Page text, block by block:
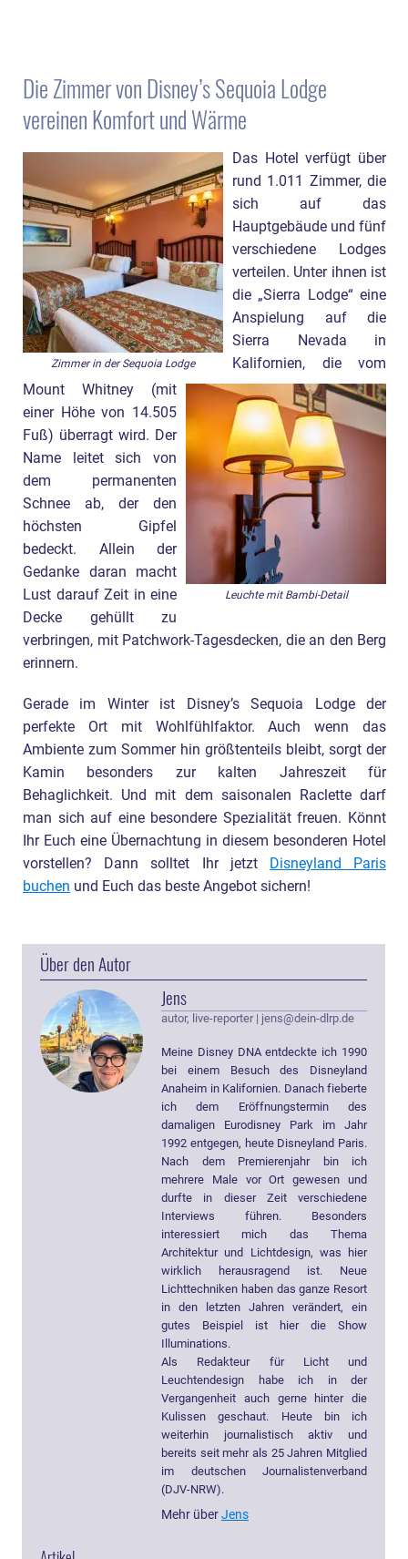
Die Zimmer von Disney’s Sequoia Lodge
vereinen Komfort und Wärme
Zimmer in der Sequoia Lodge
Leuchte mit Bambi-Detail
Das Hotel verfügt über
rund 1.011 Zimmer, die
sich auf das
Hauptgebäude und fünf
verschiedene Lodges
verteilen. Unter ihnen ist
die „Sierra Lodge“ eine
Anspielung auf die
Sierra Nevada in
Kalifornien, die vom
Mount Whitney (mit
einer Höhe von 14.505
Fuß) überragt wird. Der
Name leitet sich von
dem permanenten
Schnee ab, der den
höchsten Gipfel
bedeckt. Allein der
Gedanke daran macht
Lust darauf Zeit in eine
Decke gehüllt zu
verbringen, mit Patchwork-Tagesdecken, die an den Berg
erinnern.
Gerade im Winter ist Disney’s Sequoia Lodge der
perfekte Ort mit Wohlfühlfaktor. Auch wenn das
Ambiente zum Sommer hin größtenteils bleibt, sorgt der
Kamin besonders zur kalten Jahreszeit für
Behaglichkeit. Und mit dem saisonalen Raclette darf
man sich auf eine besondere Spezialität freuen. Könnt
Ihr Euch eine Übernachtung in diesem besonderen Hotel
vorstellen? Dann solltet Ihr jetzt
Disneyland Paris
buchen und Euch das beste Angebot sichern!
Über den Autor
Jens
autor, live-reporter | jens@dein-dlrp.de
Meine Disney DNA entdeckte ich 1990
bei einem Besuch des Disneyland
Anaheim in Kalifornien. Danach fieberte
ich dem Eröffnungstermin des
damaligen Eurodisney Park im Jahr
1992 entgegen, heute Disneyland Paris.
Nach dem Premierenjahr bin ich
mehrere Male vor Ort gewesen und
durfte in dieser Zeit verschiedene
Interviews führen. Besonders
interessiert mich das Thema
Architektur und Lichtdesign, was hier
wirklich herausragend ist. Neue
Lichttechniken haben das ganze Resort
in den letzten Jahren verändert, ein
gutes Beispiel ist hier die Show
Illuminations.
Als Redakteur für Licht und
Leuchtendesign habe ich in der
Vergangenheit auch gerne hinter die
Kulissen geschaut. Heute bin ich
weiterhin journalistisch aktiv und
bereits seit mehr als 25 Jahren Mitglied
im deutschen Journalistenverband
(DJV-NRW).
Mehr überJens